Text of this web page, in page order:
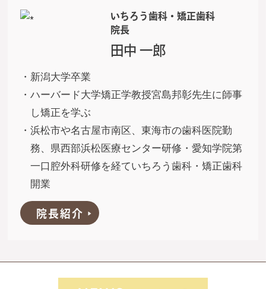
いちろう歯科・矯正歯科
院長
田中 一郎
・新潟大学卒業
・ハーバード大学矯正学教授宮島邦彰先生に師事
し矯正を学ぶ
・浜松市や名古屋市南区、東海市の歯科医院勤
務、県西部浜松医療センター研修・愛知学院第
一口腔外科研修を経ていちろう歯科・矯正歯科
開業
院長紹介